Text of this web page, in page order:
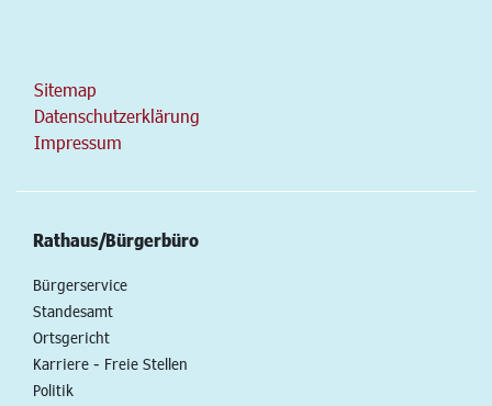
Sitemap
Datenschutzerklärung
Impressum
Rathaus/Bürgerbüro
Bürgerservice
Standesamt
Ortsgericht
Karriere - Freie Stellen
Politik